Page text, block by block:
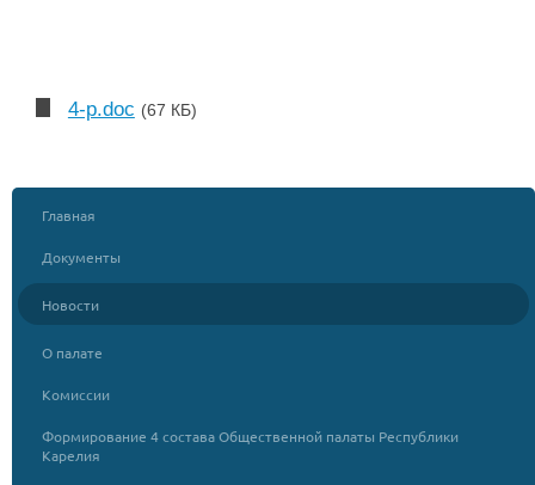
4-р.doc (67 КБ)
Главная
Документы
Новости
О палате
Комиссии
Формирование 4 состава Общественной палаты Республики
Карелия